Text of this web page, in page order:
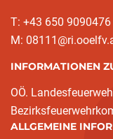
T: +43 650 9090476
M:
INFORMATIONEN
OÖ.
ALLGEMEINE